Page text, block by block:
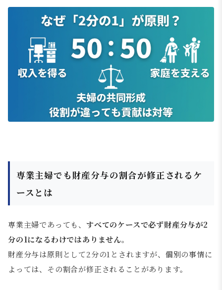
専業主婦でも財産分与の割合が修正されるケ
ースとは
専業主婦であっても、 すべてのケースで必ず財産分与が2
分の1になるわけではありません。
財産分与は原則として2分の1とされますが、個別の事情に
よっては、その割合が修正されることがあります。